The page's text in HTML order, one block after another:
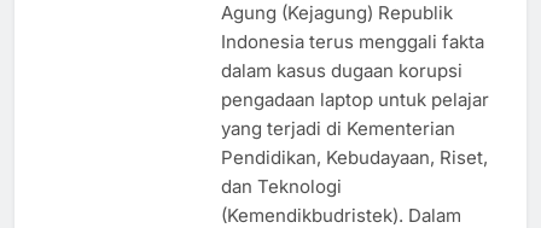
Agung (Kejagung) Republik
Indonesia terus menggali fakta
dalam kasus dugaan korupsi
pengadaan laptop untuk pelajar
yang terjadi di Kementerian
Pendidikan, Kebudayaan, Riset,
dan Teknologi
(Kemendikbudristek). Dalam